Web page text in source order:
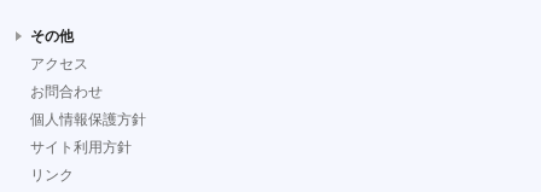
その他
アクセス
お問合わせ
個人情報保護方針
サイト利用方針
リンク